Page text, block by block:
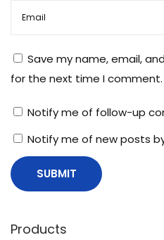
Save my name, email,
for the next time I comment.
Notify me of follow-up
Notify me of new posts
Products